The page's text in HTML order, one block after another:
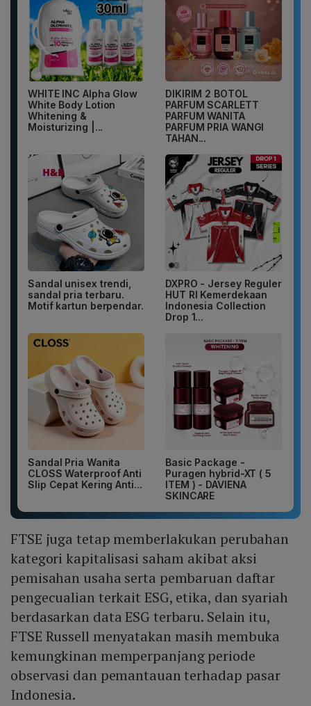
WHITE INC Alpha Glow
White Body Lotion
Whitening &
Moisturizing |...
DIKIRIM 2 BOTOL
PARFUM SCARLETT
PARFUM WANITA
PARFUM PRIA WANGI
TAHAN...
Sandal unisex trendi,
sandal pria terbaru.
Motif kartun berpendar.
DXPRO - Jersey Reguler
HUT RI Kemerdekaan
Indonesia Collection
Drop 1...
Sandal Pria Wanita
CLOSS Waterproof Anti
Slip Cepat Kering Anti...
Basic Package -
Puragen hybrid-XT ( 5
ITEM ) - DAVIENA
SKINCARE
FTSE juga tetap memberlakukan perubahan
kategori kapitalisasi saham akibat aksi
pemisahan usaha serta pembaruan daftar
pengecualian terkait ESG, etika, dan syariah
berdasarkan data ESG terbaru. Selain itu,
FTSE Russell menyatakan masih membuka
kemungkinan memperpanjang periode
observasi dan pemantauan terhadap pasar
Indonesia.